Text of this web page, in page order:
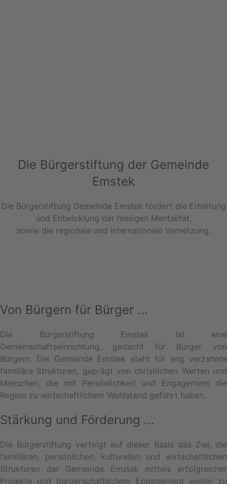
Die Bürgerstiftung der Gemeinde
Emstek
Die Bürgerstiftung Gemeinde Emstek fördert die Erhaltung
und Entwicklung der hiesigen Mentalität,
sowie die regionale und internationale Vernetzung.
Von Bürgern für Bürger ...
Die Bürgerstiftung Emstek ist eine
Gemeinschaftseinrichtung, gedacht für Bürger von
Bürgern. Die Gemeinde Emstek steht für eng verzahnte
familiäre Strukturen, geprägt von christlichen Werten und
Menschen, die mit Persönlichkeit und Engagement die
Region zu wirtschaftlichem Wohlstand geführt haben.
Stärkung und Förderung ...
Die Bürgerstiftung verfolgt auf dieser Basis das Ziel, die
familiären, persönlichen, kulturellen und wirtschaftlichen
Strukturen der Gemeinde Emstek mittels erfolgreicher
Projekte und bürgerschaftlichem Engagement weiter zu